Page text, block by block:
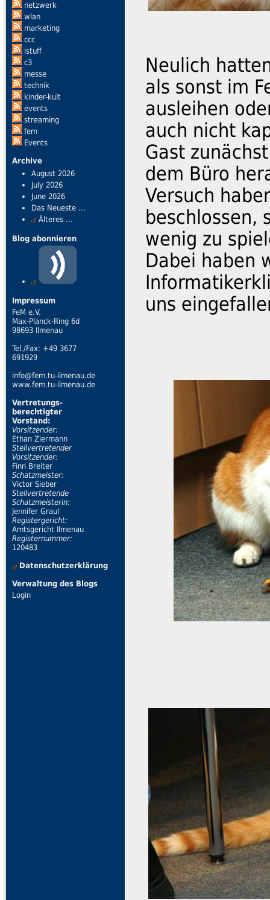
netzwerk
wlan
marketing
ccc
istuff
c3
messe
technik
kinder-kult
events
streaming
fem
Events
Archive
August 2026
July 2026
June 2026
Das Neueste ...
Älteres ...
Blog abonnieren
Impressum
FeM e.V.
Max-Planck-Ring 6d
98693 Ilmenau
Tel./Fax: +49 3677
691929
info@fem.tu-ilmenau.de
www.fem.tu-ilmenau.de
Vertretungs-
berechtigter
Vorstand:
Vorsitzender:
Ethan Ziermann
Stellvertretender
Vorsitzender:
Finn Breiter
Schatzmeister:
Victor Sieber
Stellvertretende
Schatzmeisterin:
Jennifer Graul
Registergericht:
Amtsgericht Ilmenau
Registernummer:
120483
Datenschutzerklärung
Verwaltung des Blogs
Login
Neulich
als sonst im
ausleihen
auch nicht
Gast
dem Büro
Versuch
beschlossen,
wenig zu
Dabei haben
uns